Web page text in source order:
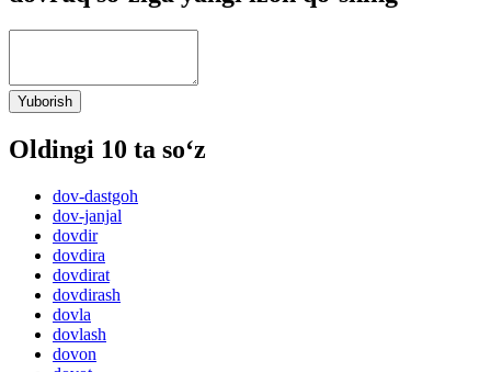
Yuborish
Oldingi 10 ta so‘z
dov-dastgoh
dov-janjal
dovdir
dovdira
dovdirat
dovdirash
dovla
dovlash
dovon